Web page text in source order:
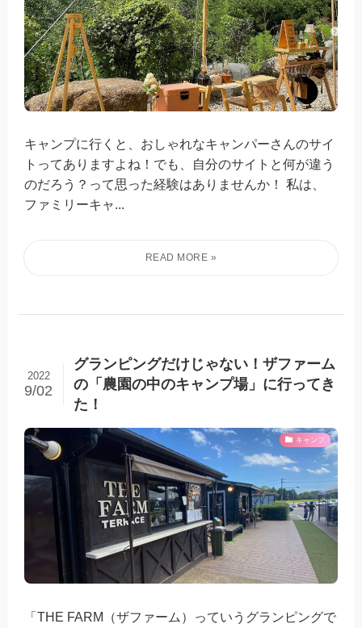
キャンプに行くと、おしゃれなキャンパーさんのサイ
トってありますよね！でも、自分のサイトと何が違う
のだろう？って思った経験はありませんか！ 私は、
ファミリーキャ...
グランピングだけじゃない！ザファーム
の「農園の中のキャンプ場」に行ってき
た！
2022
9/02
キャンプ
「THE FARM（ザファーム）っていうグランピングで